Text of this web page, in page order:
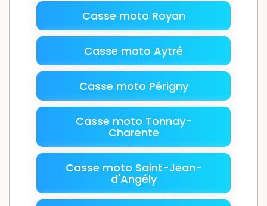
Casse moto Royan
Casse moto Aytré
Casse moto Périgny
Casse moto Tonnay-
Charente
Casse moto Saint-Jean-
d'Angély